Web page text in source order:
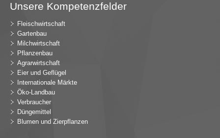
Unsere Kompetenzfelder
Fleischwirtschaft
Gartenbau
Milchwirtschaft
Pflanzenbau
Agrarwirtschaft
Eier und Geflügel
Internationale Märkte
Öko-Landbau
Verbraucher
Düngemittel
Blumen und Zierpflanzen